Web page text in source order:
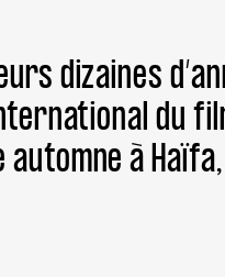
dizaines
du
à